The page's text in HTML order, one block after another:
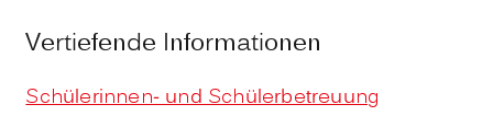
Vertiefende Informationen
Schülerinnen- und Schülerbetreuung